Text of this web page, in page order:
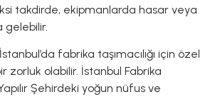
takdirde, ekipmanlarda hasar veya
gelebilir.
fabrika taşımacılığı için özel
zorluk olabilir. İstanbul Fabrika
Yapılır Şehirdeki yoğun nüfus ve